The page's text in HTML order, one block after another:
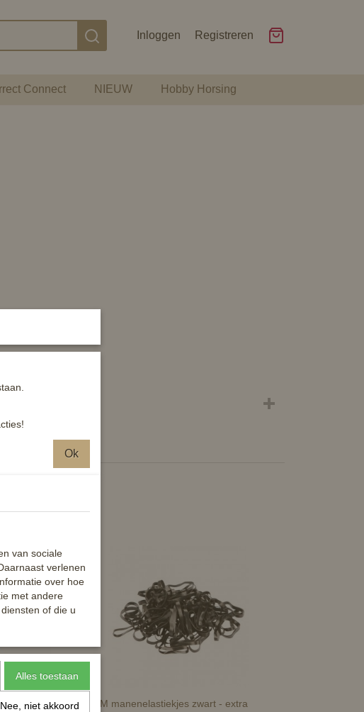
Inloggen Registreren
Connect NIEUW Hobby Horsing
/ pektouw
- invlechthulp
HKM manenelastiekjes zwart - extra
Ok
van sociale
verlenen
over hoe
met andere
of die u
Alles toestaan
Nee, niet akkoord